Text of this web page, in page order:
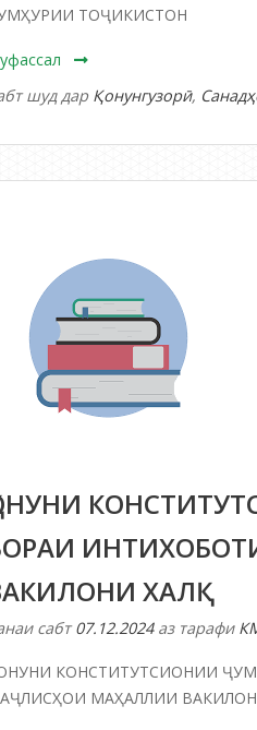
ТОҶИКИСТОН
шуд дар Қонунгузорӣ,
ХАЛҚ
сабт07.12.2024аз тарафи
КОНСТИТУТСИОНИИ
МАҲАЛЛИИ